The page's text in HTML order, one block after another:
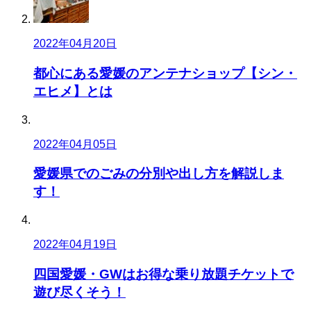
2022年04月20日
都心にある愛媛のアンテナショップ【シン・
エヒメ】とは
2022年04月05日
愛媛県でのごみの分別や出し方を解説しま
す！
2022年04月19日
四国愛媛・GWはお得な乗り放題チケットで
遊び尽くそう！